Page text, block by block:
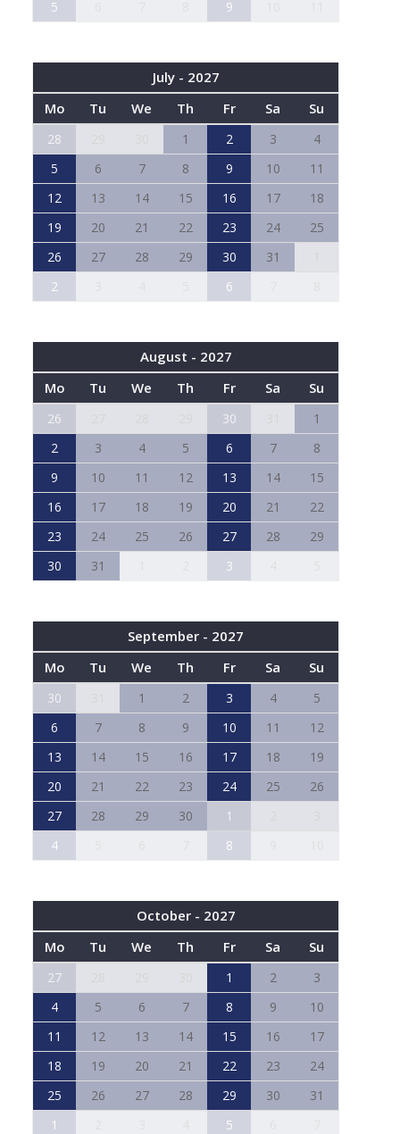
5
9
July - 2027
Mo
Tu We Th Fr Sa Su
28 1 2 3
4
5
6 7 8 9 10
11
12
13 14 15 16 17
18
19
20 21 22 23 24
25
26
27 28 29 30 31
2
6
August - 2027
Mo
Tu We Th Fr Sa Su
26 30
1
2
3 4 5 6 7
8
9
10 11 12 13 14
15
16
17 18 19 20 21
22
23
24 25 26 27 28
29
30
31 3
September - 2027
Mo
Tu We Th Fr Sa Su
30 1 2 3 4
5
6
7 8 9 10 11
12
13
14 15 16 17 18
19
20
21 22 23 24 25
26
27
28 29 30 1
4
8
October - 2027
Mo
Tu We Th Fr Sa Su
27 1 2
3
4
5 6 7 8 9
10
11
12 13 14 15 16
17
18
19 20 21 22 23
24
25
26 27 28 29 30
31
1
5